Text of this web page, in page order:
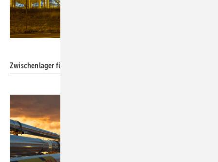
Zwischenlager für verflüssigtes Erdgas